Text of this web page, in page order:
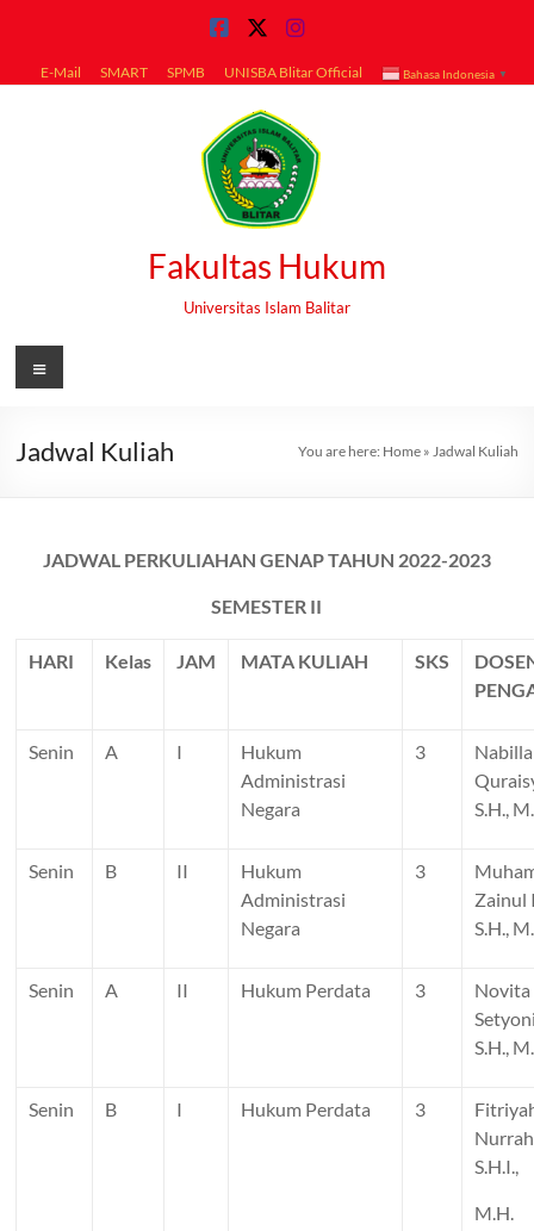
E-Mail SMART SPMB UNISBA Blitar Official Bahasa Indonesia ▼
Fakultas Hukum
Universitas Islam Balitar
Menu
Jadwal Kuliah You are here: Home» Jadwal Kuliah
JADWAL PERKULIAHAN GENAP TAHUN 2022-2023
SEMESTER II
HARI Kelas JAM MATA KULIAH SKS
Senin A I
Hukum
Administrasi
Negara
3
S.H.,
Senin B II
Hukum
Administrasi
Negara
3
Zainul
S.H.,
Senin A II Hukum Perdata 3
Novita
S.H.,
Senin B I Hukum Perdata 3
S.H.I.,
M.H.